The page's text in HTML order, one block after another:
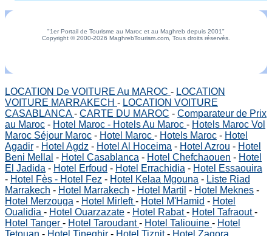
"1er Portail de Tourisme au Maroc et au Maghreb depuis 2001"
Copyright © 2000-2026 MaghrebTourism.com, Tous droits réservés.
LOCATION De VOITURE Au MAROC - LOCATION
VOITURE MARRAKECH - LOCATION VOITURE
CASABLANCA- CARTE DU MAROC - Comparateur de Prix
au Maroc - Hotel Maroc - Hotels Au Maroc - Hotels Maroc Vol
Maroc Séjour Maroc - Hotel Maroc - Hotels Maroc - Hotel
Agadir - Hotel Agdz - Hotel Al Hoceima - Hotel Azrou - Hotel
Beni Mellal - Hotel Casablanca - Hotel Chefchaouen - Hotel
El Jadida - Hotel Erfoud - Hotel Errachidia - Hotel Essaouira
- Hotel Fès - Hotel Fez - Hotel Kelaa Mgouna - Liste Riad
Marrakech - Hotel Marrakech - Hotel Martil - Hotel Meknes -
Hotel Merzouga - Hotel Mirleft- Hotel M'Hamid - Hotel
Oualidia - Hotel Ouarzazate - Hotel Rabat- Hotel Tafraout-
Hotel Tanger - Hotel Taroudant- Hotel Taliouine - Hotel
Tetouan - Hotel Tineghir - Hotel Tiznit- Hotel Zagora